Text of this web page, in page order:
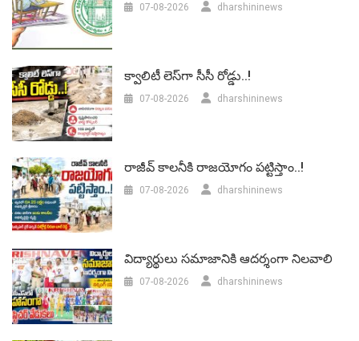
07-08-2026 dharshininews
క్వాలిటీ లెస్‌గా సీసీ రోడ్డు..!
07-08-2026 dharshininews
రాజీవ్ కాలనీకి రాజయోగం పట్టిస్తాం..!
07-08-2026 dharshininews
విద్యార్థులు సమాజానికి ఆదర్శంగా నిలవాలి
07-08-2026 dharshininews